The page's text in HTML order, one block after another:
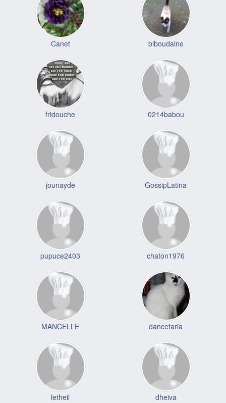
Canet biboudaine
fridouche 0214babou
jounayde GossipLatina
pupuce2403 chaton1976
MANCELLE dancetaria
letheil dheiva